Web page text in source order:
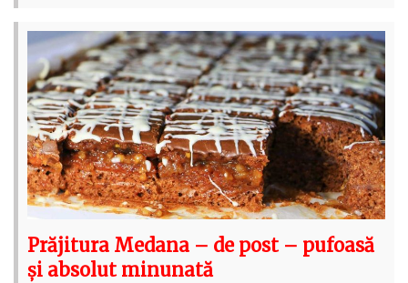
Prăjitura Medana – de post – pufoasă
și absolut minunată